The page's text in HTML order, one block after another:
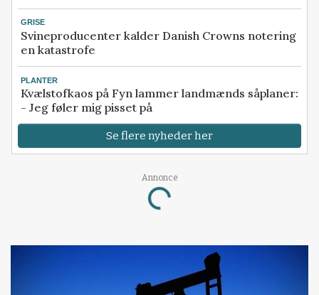
GRISE
Svineproducenter kalder Danish Crowns notering
en katastrofe
PLANTER
Kvælstofkaos på Fyn lammer landmænds såplaner:
- Jeg føler mig pisset på
Se flere nyheder her
Annonce
Loading...